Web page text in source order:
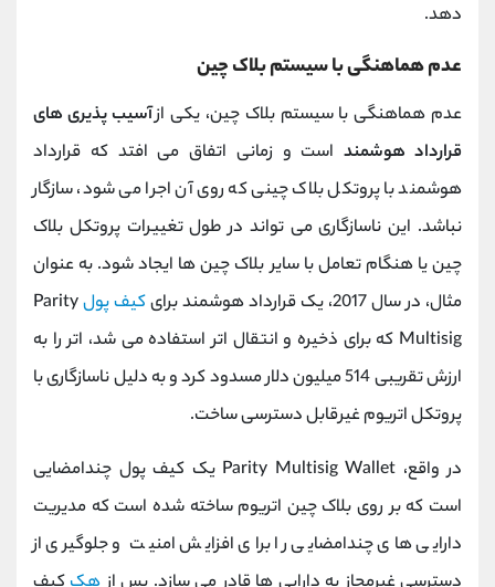
دهد.
عدم هماهنگی با سیستم بلاک چین
عدم هماهنگی با سیستم بلاک چین، یکی ازآسیب پذیری های
قرارداد هوشمنداست و زمانی اتفاق می افتد که قرارداد
هوشمند با پروتکل بلاک چینی که روی آن اجرا می شود، سازگار
نباشد. این ناسازگاری می تواند در طول تغییرات پروتکل بلاک
چین یا هنگام تعامل با سایر بلاک چین ها ایجاد شود. به عنوان
مثال، در سال 2017، یک قرارداد هوشمند برای
کیف پولParity
Multisig که برای ذخیره و انتقال اتر استفاده می شد، اتر را به
ارزش تقریبی 514 میلیون دلار مسدود کرد و به دلیل ناسازگاری با
پروتکل اتریوم غیرقابل دسترسی ساخت.
در واقع، Parity Multisig Wallet یک کیف پول چندامضایی
است که بر روی بلاک چین اتریوم ساخته شده است که مدیریت
دارایی های چندامضایی را برای افزایش امنیت و جلوگیری از